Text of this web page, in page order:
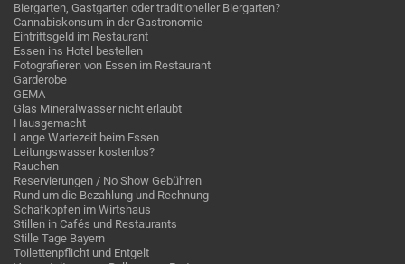
Biergarten, Gastgarten oder traditioneller Biergarten?
Cannabiskonsum in der Gastronomie
Eintrittsgeld im Restaurant
Essen ins Hotel bestellen
Fotografieren von Essen im Restaurant
Garderobe
GEMA
Glas Mineralwasser nicht erlaubt
Hausgemacht
Lange Wartezeit beim Essen
Leitungswasser kostenlos?
Rauchen
Reservierungen / No Show Gebühren
Rund um die Bezahlung und Rechnung
Schafkopfen im Wirtshaus
Stillen in Cafés und Restaurants
Stille Tage Bayern
Toilettenpflicht und Entgelt